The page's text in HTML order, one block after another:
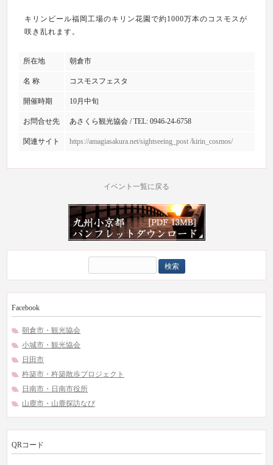
キリンビール福岡工場のキリン花園で約1000万本のコスモスが
咲き乱れます。
所在地 朝倉市
名 称 コスモスフェスタ
開催時期 10月中旬
お問合せ先 あさくら観光協会 / TEL: 0946-24-6758
関連サイト https://amagiasakura.net/sightseeing_post /kirin_cosmos/
イベント一覧に戻る
索:
Facebook
朝倉市・観光協会
小城市・観光協会
日田市
杵築市・杵築散歩プロジェクト
日南市・日南市役所
山鹿市・山鹿探訪なび
QRコード